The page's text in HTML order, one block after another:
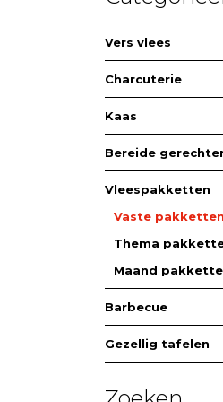
Vers vlees
Charcuterie
Kaas
Bereide
Vleespakketten
Vaste pakketten
Thema
Maand
Barbecue
Gezellig tafelen